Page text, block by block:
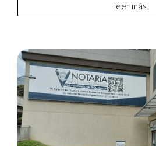
leer más